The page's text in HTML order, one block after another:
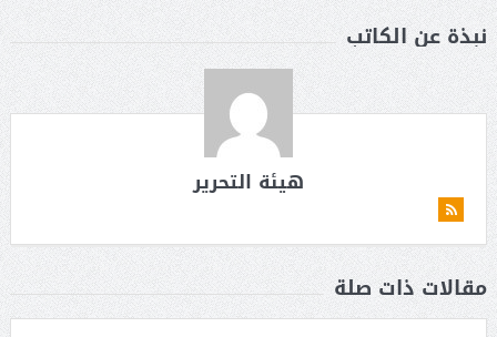
نبذة عن الكاتب
هيئة التحرير
مقالات ذات صلة